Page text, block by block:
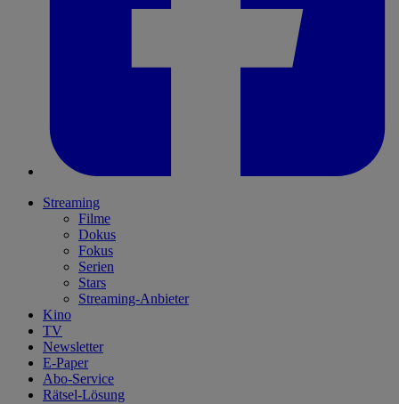
Streaming
Filme
Dokus
Fokus
Serien
Stars
Streaming-Anbieter
Kino
TV
Newsletter
E-Paper
Abo-Service
Rätsel-Lösung